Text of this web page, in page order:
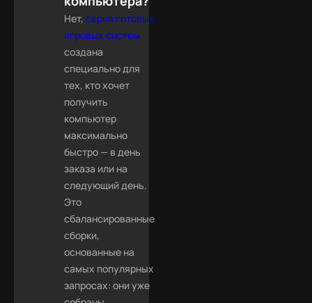
Нет, серия готовых
игровых систем
создана
специально для
тех, кто хочет
получить
компьютер
максимально
быстро — в день
заказа или на
следующий день.
Это
сбалансированные
сборки,
основанные на
самых популярных
запросах: они уже